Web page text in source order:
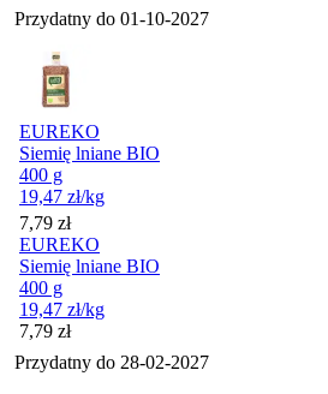
Przydatny do 01-10-2027
EUREKO
Siemię lniane BIO
400 g
19,47 zł/kg
Cena
7,79 zł
EUREKO
Siemię lniane BIO
400 g
19,47 zł/kg
Cena
7,79 zł
Przydatny do 28-02-2027